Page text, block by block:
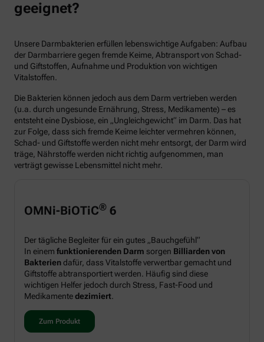
geeignet?
Unsere Darmbakterien erfüllen lebenswichtige Aufgaben: Aufbau
der Darmbarriere gegen fremde Keime, Abtransport von Schad-
und Giftstoffen, Aufnahme und Produktion von wichtigen
Vitalstoffen.
Die Bakterien können jedoch aus dem Darm vertrieben werden
(u.a. durch ungesunde Ernährung, Stress, Medikamente) – es
entsteht eine Dysbiose, ein „Ungleichgewicht“ im Darm. Das hat
zur Folge, dass sich fremde Keime leichter vermehren können,
Schad- und Giftstoffe werden nicht mehr entsorgt, der Darm wird
träge, Nährstoffe werden nicht richtig aufgenommen, man
verträgt gewisse Lebensmittel nicht mehr.
OMNi-BiOTiC® 6
Der tägliche Begleiter für ein gutes „Bauchgefühl“
In einem funktionierenden Darm sorgen Billiarden von
Bakteriendafür, dass Vitalstoffe verwertbar gemacht und
Giftstoffe abtransportiert werden. Häufig sind diese
wichtigen Helfer jedoch durch Stress, Fast-Food und
Medikamentedezimiert.
Zum Produkt